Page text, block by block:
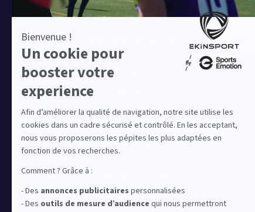
Offres clubs
Ensembles sport & lifestyle à prix
réduit
Collection Nike Park 26
Collection Nike Academy 25
Nike Kitbuilder | Tenues 100%
personnalisées pour les clubs
Notre offre dédiée au sport
amateur
Equipez votre club de football
Equipez votre club de basket